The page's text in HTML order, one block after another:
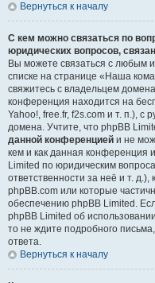
Вернуться к началу
С кем можно связаться по
юридических вопросов,
Вы можете связаться с любым
списке на странице «Наша
свяжитесь с владельцем
конференция находится на
Yahoo!, free.fr, f2s.com и т. п.), с
домена. Учтите, что phpBB
данной конференцией и не
кем и как данная конференция
Limited по юридическим
ответственности за неё и т. д.),
phpBB.com или которые
обеспечению phpBB Limited.
phpBB Limited об
то не ждите подробного
ответа.
Вернуться к началу